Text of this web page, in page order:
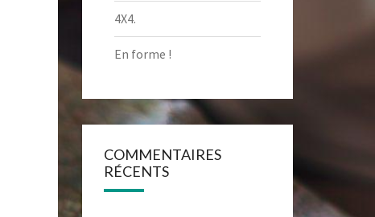
4X4.
En forme !
COMMENTAIRES
RÉCENTS